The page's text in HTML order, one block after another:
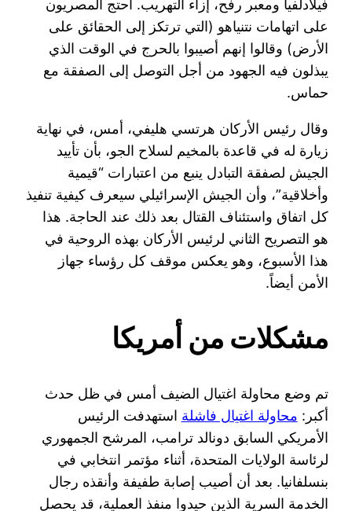
فيلادلفيا ومعبر رفح، إزاء التهريب. احتج المصريون
على اتهامات نتنياهو (التي ترتكز إلى الحقائق على
الأرض) وقالوا إنهم أصيبوا بالحرج في الوقت الذي
يبذلون فيه الجهود من أجل التوصل إلى الصفقة مع
حماس.
وقال رئيس الأركان هرتسي هليفي، أمس، في نهاية
زيارة له في قاعدة بالمخيم لسلاح الجو، بأن تأييد
الجيش لصفقة التبادل ينبع من اعتبارات “قيمية
وأخلاقية”، وأن الجيش الإسرائيلي سيعرف كيفية تنفيذ
كل اتفاق واستئناف القتال بعد ذلك عند الحاجة. هذا
هو التصريح الثاني لرئيس الأركان بهذه الروحية في
هذا الأسبوع، وهو يعكس موقف كل رؤساء جهاز
الأمن أيضاً.
مشكلات من أمريكا
تم وضع محاولة اغتيال الضيف أمس في ظل حدث
أكبر: محاولة اغتيال فاشلة استهدفت الرئيس
الأمريكي السابق دونالد ترامب، المرشح الجمهوري
لرئاسة الولايات المتحدة، أثناء مؤتمر انتخابي في
بنسلفانيا. بعد أن أصيب إصابة طفيفة وأنقذه رجال
الخدمة السرية الذين حيدوا منفذ العملية، قد يحصل